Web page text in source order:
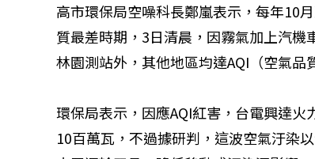
高市環保局空噪科長鄭嵐表示，每年10
質最差時期，3日清晨，因霧氣加上汽
林園測站外，其他地區均達AQI（空氣品
環保局表示，因應AQI紅害，台電興達
10百萬瓦，不過據研判，這波空氣汙染